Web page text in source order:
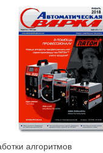
алгоритмов